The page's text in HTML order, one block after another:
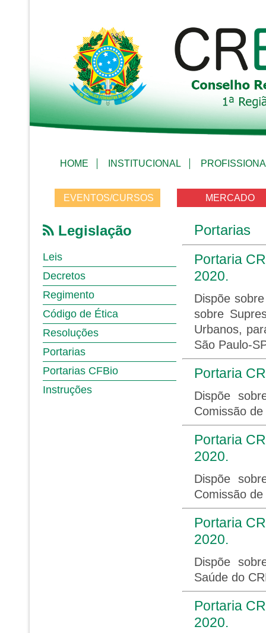
HOME INSTITUCIONAL
EVENTOS/CURSOS MERCADO
Legislação
Leis
Decretos
Regimento
Código de Ética
Resoluções
Portarias
Portarias CFBio
Instruções
Portarias
Portaria
2020.
Dispõe
sobre
Urbanos,
São Paulo-
Portaria
Dispõe
Comissão
Portaria
2020.
Dispõe
Comissão
Portaria
2020.
Dispõe
Saúde do
Portaria
2020.